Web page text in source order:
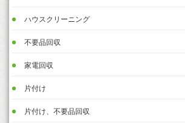
ハウスクリーニング
不要品回収
家電回収
片付け
片付け、不要品回収